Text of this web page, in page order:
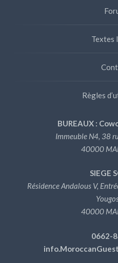
Textes
Règles
BUREAUX :
Immeuble N4, 38
40000
SIEGE
Résidence Andalous V,
40000
0662-